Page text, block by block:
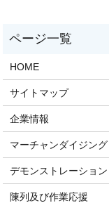
HOME
サイトマップ
企業情報
マーチャンダイジング
デモンストレーション
陳列及び作業応援